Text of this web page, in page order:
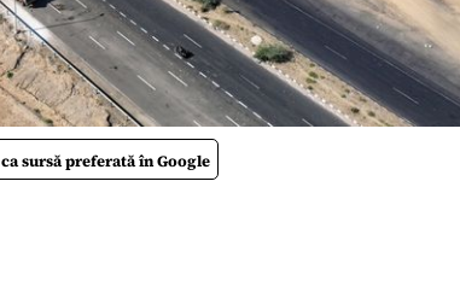
sursă preferată în Google